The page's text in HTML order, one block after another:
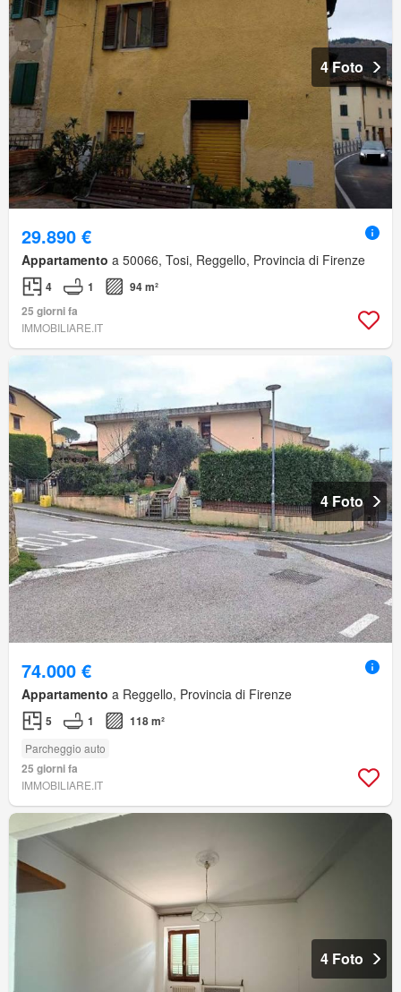
4 Foto
29.890 €
Appartamento a 50066, Tosi, Reggello, Provincia di Firenze
4 1
94 m²
25 giorni fa
IMMOBILIARE.IT
4 Foto
74.000 €
Appartamento a Reggello, Provincia di Firenze
5 1 118 m²
Parcheggio auto
25 giorni fa
IMMOBILIARE.IT
4 Foto